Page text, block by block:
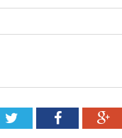
TwitterFacebook